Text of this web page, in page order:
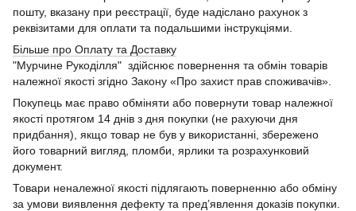
пошту, вказану при реєстрації, буде надіслано рахунок з
реквізитами для оплати та подальшими інструкціями.
Більше про Оплату та Доставку
"Мурчине Рукоділля" здійснює повернення та обмін товарів
належної якості згідно Закону «Про захист прав споживачів».
Покупець має право обміняти або повернути товар належної
якості протягом 14 днів з дня покупки (не рахуючи дня
придбання), якщо товар не був у використанні, збережено
його товарний вигляд, пломби, ярлики та розрахунковий
документ.
Товари неналежної якості підлягають поверненню або обміну
за умови виявлення дефекту та пред’явлення доказів покупки.